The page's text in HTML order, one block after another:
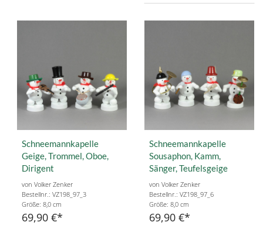
Schneemannkapelle
Geige, Trommel, Oboe,
Dirigent
von Volker Zenker
Bestellnr.: VZ198_97_3
Größe: 8,0 cm
69,90 €
Schneemannkapelle
Sousaphon, Kamm,
Sänger, Teufelsgeige
von Volker Zenker
Bestellnr.: VZ198_97_6
Größe: 8,0 cm
69,90 €